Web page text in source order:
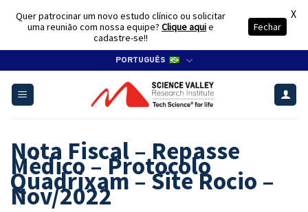
content
PORTUGUÊS
Nota Fiscal – Repasse
Médico – Protocolo
Quadrixam – Site Rocio –
Nov/2022
Quer patrocinar um novo estudo clínico ou solicitar
uma reunião com nossa equipe? Clique aquie
cadastre-se!!
Fechar
X